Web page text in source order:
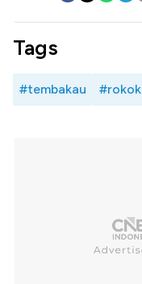
Tags
#tembakau #rokok